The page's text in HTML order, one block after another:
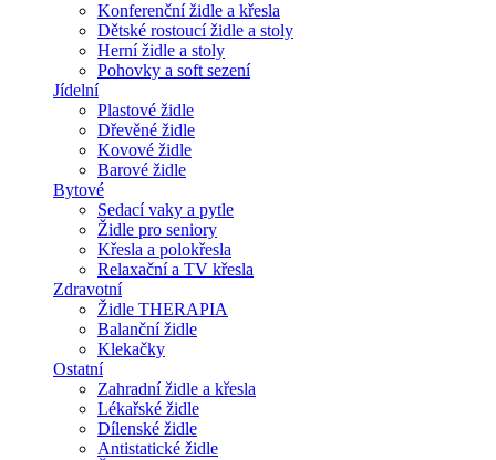
Konferenční židle a křesla
Dětské rostoucí židle a stoly
Herní židle a stoly
Pohovky a soft sezení
Jídelní
Plastové židle
Dřevěné židle
Kovové židle
Barové židle
Bytové
Sedací vaky a pytle
Židle pro seniory
Křesla a polokřesla
Relaxační a TV křesla
Zdravotní
Židle THERAPIA
Balanční židle
Klekačky
Ostatní
Zahradní židle a křesla
Lékařské židle
Dílenské židle
Antistatické židle